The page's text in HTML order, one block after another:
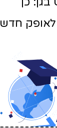
חדש: